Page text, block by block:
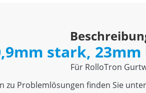
stark, 23mm
Für RolloTron
zu Problemlösungen finden Sie